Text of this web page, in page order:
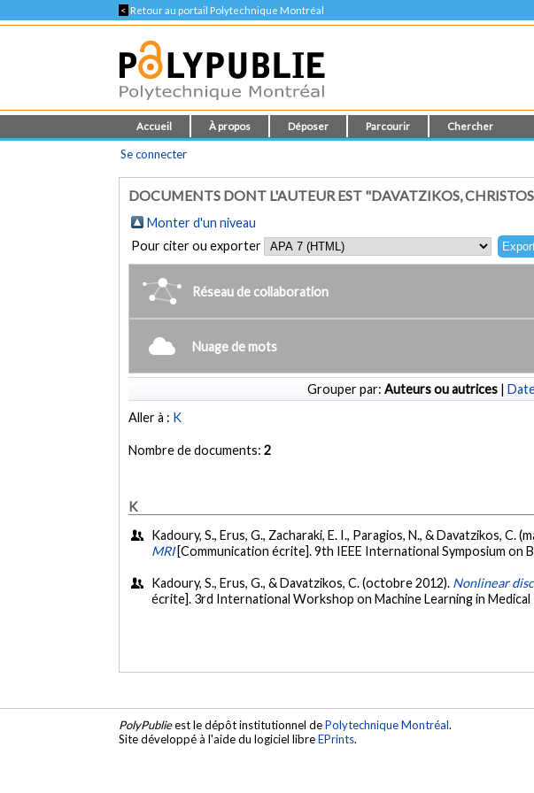
< Retour au portail Polytechnique Montréal
Accueil À propos Déposer Parcourir Chercher
Se connecter
DOCUMENTS DONT L'AUTEUR EST "DAVATZIKOS,
Monter d'un niveau
Pour citer ou exporter
Réseau de collaboration
Nuage de mots
Grouper par: Auteurs ou autrices |
Aller à : K
Nombre de documents:2
K
Kadoury, S., Erus, G., Zacharaki, E. I., Paragios, N., & Davatzikos, C.
MRI [Communication écrite]. 9th IEEE International Symposium on
Kadoury, S., Erus, G., & Davatzikos, C. (octobre 2012). Nonlinear
écrite]. 3rd International Workshop on Machine Learning in Medical
PolyPublieest le dépôt institutionnel dePolytechnique Montréal.
Site développé à l'aide du logiciel libreEPrints.